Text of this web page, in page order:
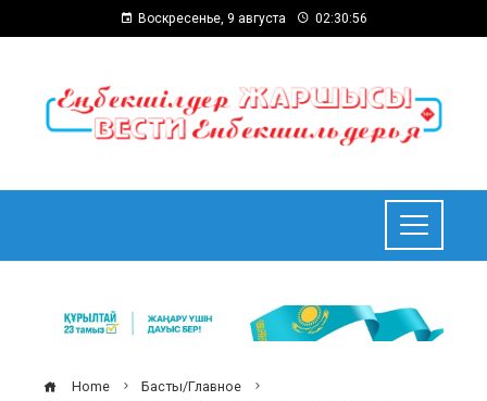
Воскресенье, 9 августа 02:30:56
Home
Басты/Главное